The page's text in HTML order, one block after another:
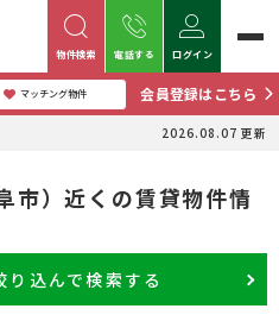
物件検索 電話する ログイン
マッチング物件
会員登録はこちら
2026.08.07 更新
市）近くの賃貸物件情
り込んで検索する